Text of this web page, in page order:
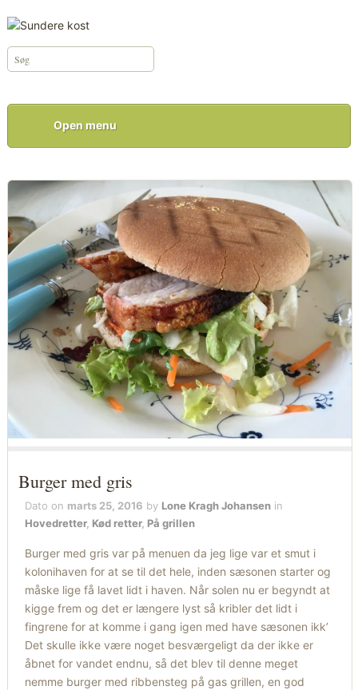
Open menu
Burger med gris
Dato on marts 25, 2016 by Lone Kragh Johansen in
Hovedretter, Kød retter, På grillen
Burger med gris var på menuen da jeg lige var et smut i
kolonihaven for at se til det hele, inden sæsonen starter og
måske lige få lavet lidt i haven. Når solen nu er begyndt at
kigge frem og det er længere lyst så kribler det lidt i
fingrene for at komme i gang igen med have sæsonen ikk’
Det skulle ikke være noget besværgeligt da der ikke er
åbnet for vandet endnu, så det blev til denne meget
nemme burger med ribbensteg på gas grillen, en god